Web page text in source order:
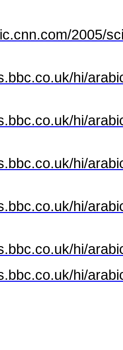
2005/
hi/
hi/
hi/
hi/
hi/
hi/